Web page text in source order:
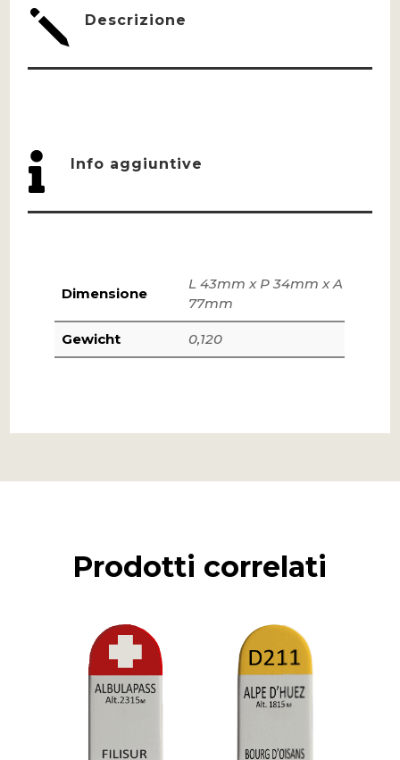
j Descrizione
 Info aggiuntive
Dimensione
L 43mm x P 34mm x A
77mm
Gewicht 0,120
Prodotti correlati